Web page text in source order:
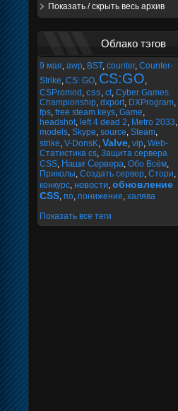
Показать / скрыть весь архив
Облако тэгов
9 мая, awp, BST, counter, Counter-
Strike, CS: GO, CS:GO,
CSPromod , css, ct, Cyber Games
Championship, dxport, DXProgram,
fps, free steam keys, Game,
headshot, left 4 dead 2, Metro 2033,
models, Skype, source, Steam,
strike, V-DonsK, Valve, vip, Web-
Статистика cs, Защита сервера
CSS, Наши Сервера, Обо Всём,
Приколы, Создать сервер, Стори,
конкурс, новости, обновление
CSS, по, понижение, халява
Показать все теги